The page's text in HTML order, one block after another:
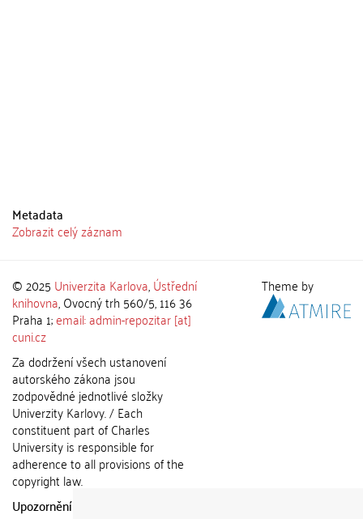
Metadata
Zobrazit celý záznam
© 2025 Univerzita Karlova,Ústřední
knihovna, Ovocný trh 560/5, 116 36
Praha 1;email: admin-repozitar [at]
cuni.cz
Za dodržení všech ustanovení
autorského zákona jsou
zodpovědné jednotlivé složky
Univerzity Karlovy. / Each
constituent part of Charles
University is responsible for
adherence to all provisions of the
copyright law.
Upozornění / Notice:
Theme by